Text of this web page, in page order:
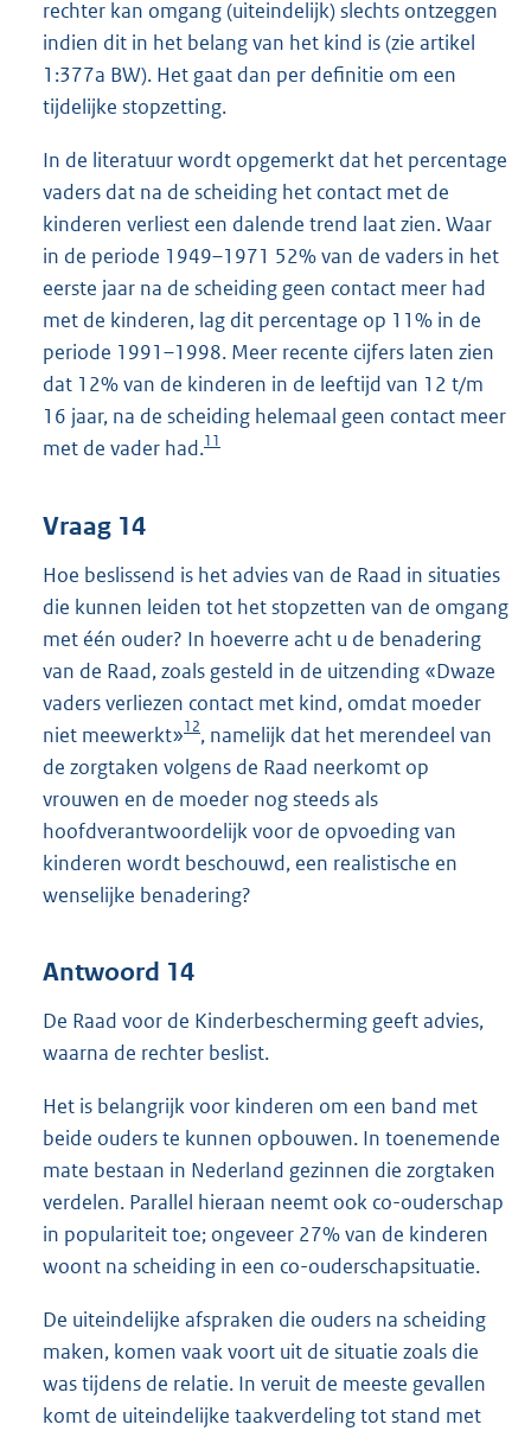
rechter kan omgang (uiteindelijk) slechts ontzeggen
indien dit in het belang van het kind is (zie artikel
1:377a BW). Het gaat dan per definitie om een
tijdelijke stopzetting.
In de literatuur wordt opgemerkt dat het percentage
vaders dat na de scheiding het contact met de
kinderen verliest een dalende trend laat zien. Waar
in de periode 1949–1971 52% van de vaders in het
eerste jaar na de scheiding geen contact meer had
met de kinderen, lag dit percentage op 11% in de
periode 1991–1998. Meer recente cijfers laten zien
dat 12% van de kinderen in de leeftijd van 12 t/m
16 jaar, na de scheiding helemaal geen contact meer
met de vader had.11
Vraag 14
Hoe beslissend is het advies van de Raad in situaties
die kunnen leiden tot het stopzetten van de omgang
met één ouder? In hoeverre acht u de benadering
van de Raad, zoals gesteld in de uitzending «Dwaze
vaders verliezen contact met kind, omdat moeder
niet meewerkt»12, namelijk dat het merendeel van
de zorgtaken volgens de Raad neerkomt op
vrouwen en de moeder nog steeds als
hoofdverantwoordelijk voor de opvoeding van
kinderen wordt beschouwd, een realistische en
wenselijke benadering?
Antwoord 14
De Raad voor de Kinderbescherming geeft advies,
waarna de rechter beslist.
Het is belangrijk voor kinderen om een band met
beide ouders te kunnen opbouwen. In toenemende
mate bestaan in Nederland gezinnen die zorgtaken
verdelen. Parallel hieraan neemt ook co-ouderschap
in populariteit toe; ongeveer 27% van de kinderen
woont na scheiding in een co-ouderschapsituatie.
De uiteindelijke afspraken die ouders na scheiding
maken, komen vaak voort uit de situatie zoals die
was tijdens de relatie. In veruit de meeste gevallen
komt de uiteindelijke taakverdeling tot stand met